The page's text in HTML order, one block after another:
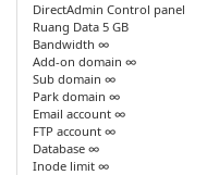
DirectAdmin Control panel
Ruang Data 5 GB
Bandwidth ∞
Add-on domain ∞
Sub domain ∞
Park domain ∞
Email account ∞
FTP account ∞
Database ∞
Inode limit ∞